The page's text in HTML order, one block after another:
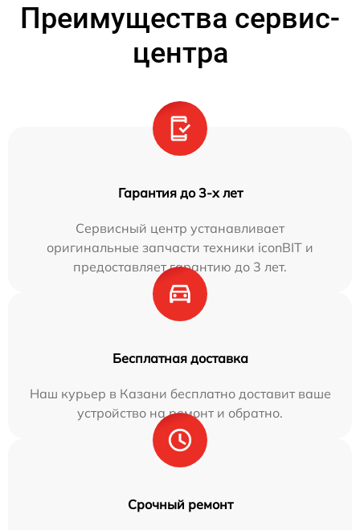
Преимущества сервис-
центра
Гарантия до 3-х лет
Сервисный центр устанавливает
оригинальные запчасти техники iconBIT и
предоставляет гарантию до 3 лет.
Бесплатная доставка
Наш курьер в Казани бесплатно доставит ваше
устройство на ремонт и обратно.
Срочный ремонт